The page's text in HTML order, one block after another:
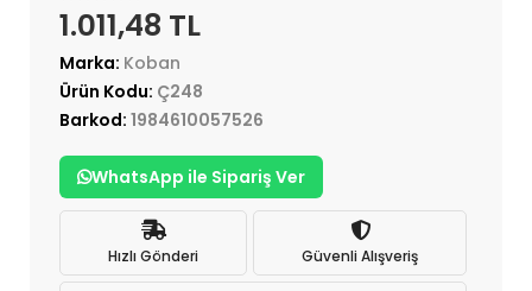
1.011,48 TL
Marka: Koban
Ürün Kodu: Ç248
Barkod: 1984610057526
WhatsApp ile Sipariş Ver
Hızlı Gönderi Güvenli Alışveriş